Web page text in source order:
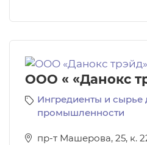
ООО « «Данокс
Ингредиенты и
промышленности
пр-т Машерова, 25, к.